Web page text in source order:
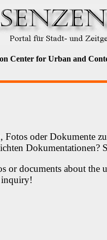
Center for Urban and
oder Dokumente
Dokumentationen?
or documents about the